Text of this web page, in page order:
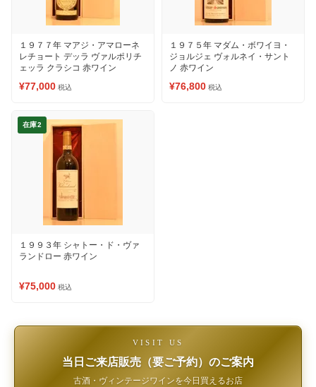
１９７７年 マアジ・アマローネ
レチョート デッラ ヴァルポリチ
ェッラ クラシコ 赤ワイン
¥77,000 税込
１９７５年 マダム・ボワイヨ・
ジョルジェ ヴォルネイ・サント
ノ 赤ワイン
¥76,800 税込
在庫2
１９９３年 シャトー・ド・ヴァ
ランドロー 赤ワイン
¥75,000 税込
VISIT US
当日ご来店販売（要ご予約）のご案内
古酒・ヴィンテージワインを今日買えるお店